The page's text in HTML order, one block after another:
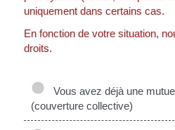
uniquement dans certains cas.
En fonction de votre situation,
droits.
Vous avez déjà une
(couverture collective)